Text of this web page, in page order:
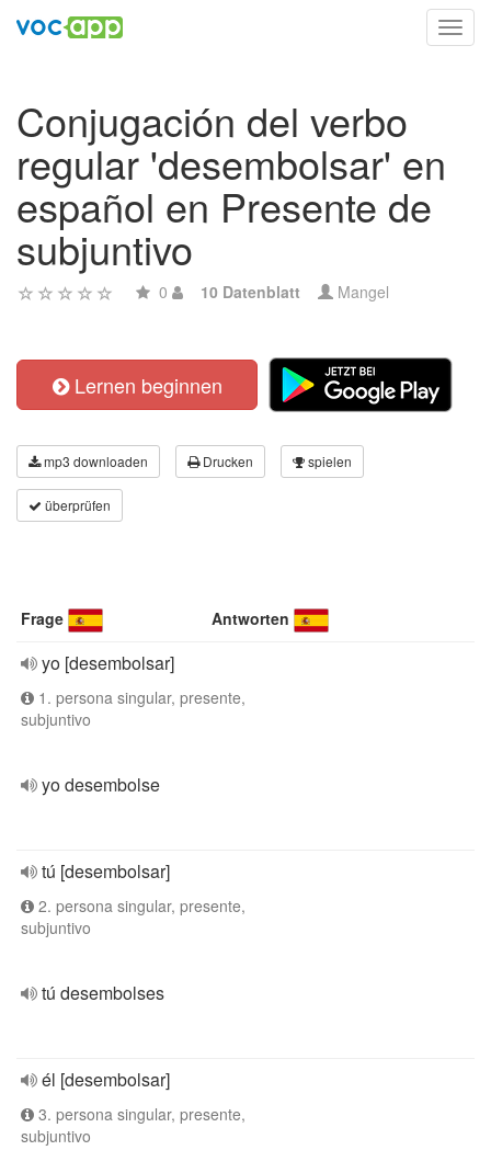
Conjugación del verbo
regular 'desembolsar' en
español en Presente de
subjuntivo
0 10 Datenblatt Mangel
Lernen beginnen
mp3 downloaden Drucken spielen
überprüfen
Frage Antworten
yo [desembolsar]
1. persona singular, presente,
subjuntivo
yo desembolse
tú [desembolsar]
2. persona singular, presente,
subjuntivo
tú desembolses
él [desembolsar]
3. persona singular, presente,
subjuntivo